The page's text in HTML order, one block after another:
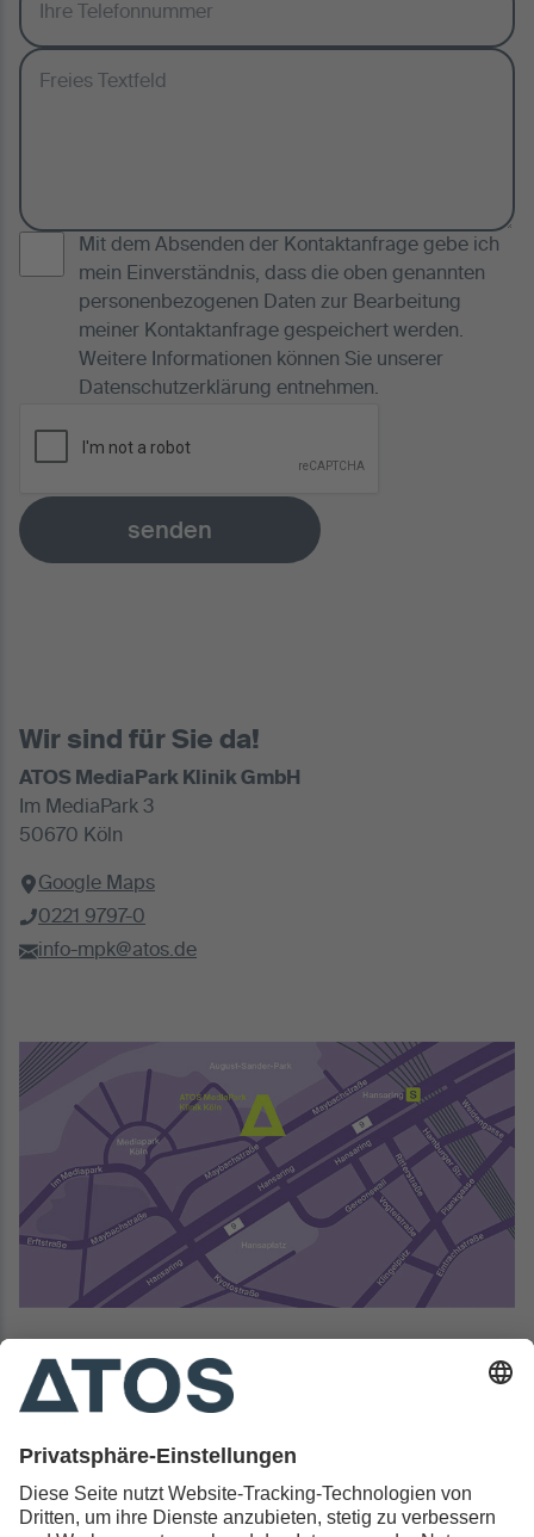
Mit dem Absenden der Kontaktanfrage gebe ich
mein Einverständnis, dass die oben genannten
personenbezogenen Daten zur Bearbeitung
meiner Kontaktanfrage gespeichert werden.
Weitere Informationen können Sie unserer
Datenschutzerklärung entnehmen.
senden
Wir sind für Sie da!
ATOS MediaPark Klinik GmbH
Im MediaPark 3
50670 Köln
Google Maps
0221 9797-0
info-mpk@atos.de